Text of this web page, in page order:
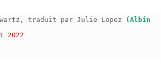
traduit par Julie Lopez
(Albin